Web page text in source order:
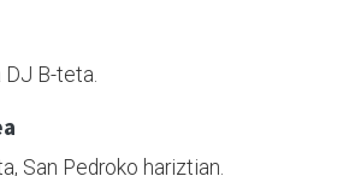
DJ B-teta.
San Pedroko hariztian.